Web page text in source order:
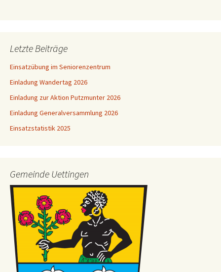
Letzte Beiträge
Einsatzübung im Seniorenzentrum
Einladung Wandertag 2026
Einladung zur Aktion Putzmunter 2026
Einladung Generalversammlung 2026
Einsatzstatistik 2025
Gemeinde Uettingen